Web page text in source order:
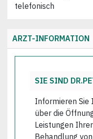
telefonisch
ARZT-INFORMATION
SIE SIND
Informieren Sie
über die
Leistungen
Behandlung